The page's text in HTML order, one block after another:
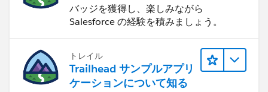
バッジを獲得し、楽しみながら
Salesforce の経験を積みましょう。
トレイル
Trailhead サンプルアプリ
ケーションについて知る